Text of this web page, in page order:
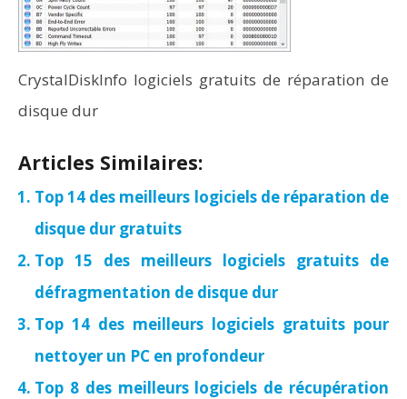
CrystalDiskInfo logiciels gratuits de réparation de
disque dur
Articles Similaires:
Top 14 des meilleurs logiciels de réparation de
disque dur gratuits
Top 15 des meilleurs logiciels gratuits de
défragmentation de disque dur
Top 14 des meilleurs logiciels gratuits pour
nettoyer un PC en profondeur
Top 8 des meilleurs logiciels de récupération